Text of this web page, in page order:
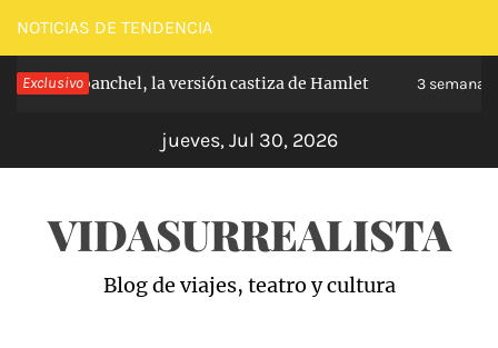
Saltar
al
contenido
NOTICIAS DE TENDENCIA
Exclusivo
de Carabanchel, la versión castiza de Hamlet 3 semanas
jueves, Jul 30, 2026
VIDASURREALISTA
Blog de viajes, teatro y cultura